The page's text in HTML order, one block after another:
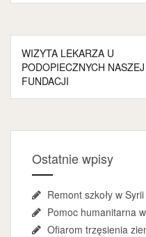
Nawigacja
wpisu
WIZYTA LEKARZA U
PODOPIECZNYCH NASZEJ
FUNDACJI
Ostatnie wpisy
Remont szkoły w Syrii
Pomoc humanitarna
Ofiarom trzęsienia